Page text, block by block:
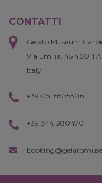
CONTATTI
Gelato Museum
Via Emilia, 45 40011
Italy
+39 051 6505306
+39 344 3804701